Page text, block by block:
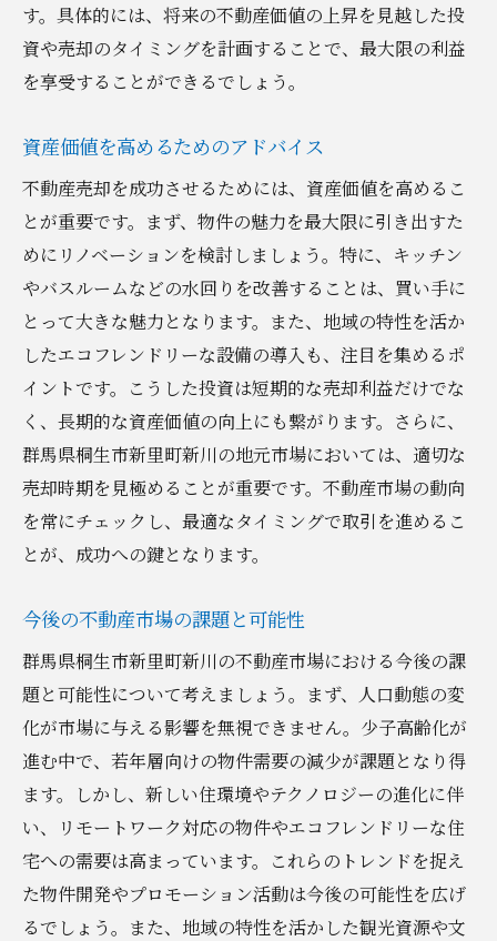
す。具体的には、将来の不動産価値の上昇を見越した投
資や売却のタイミングを計画することで、最大限の利益
を享受することができるでしょう。
資産価値を高めるためのアドバイス
不動産売却を成功させるためには、資産価値を高めるこ
とが重要です。まず、物件の魅力を最大限に引き出すた
めにリノベーションを検討しましょう。特に、キッチン
やバスルームなどの水回りを改善することは、買い手に
とって大きな魅力となります。また、地域の特性を活か
したエコフレンドリーな設備の導入も、注目を集めるポ
イントです。こうした投資は短期的な売却利益だけでな
く、長期的な資産価値の向上にも繋がります。さらに、
群馬県桐生市新里町新川の地元市場においては、適切な
売却時期を見極めることが重要です。不動産市場の動向
を常にチェックし、最適なタイミングで取引を進めるこ
とが、成功への鍵となります。
今後の不動産市場の課題と可能性
群馬県桐生市新里町新川の不動産市場における今後の課
題と可能性について考えましょう。まず、人口動態の変
化が市場に与える影響を無視できません。少子高齢化が
進む中で、若年層向けの物件需要の減少が課題となり得
ます。しかし、新しい住環境やテクノロジーの進化に伴
い、リモートワーク対応の物件やエコフレンドリーな住
宅への需要は高まっています。これらのトレンドを捉え
た物件開発やプロモーション活動は今後の可能性を広げ
るでしょう。また、地域の特性を活かした観光資源や文